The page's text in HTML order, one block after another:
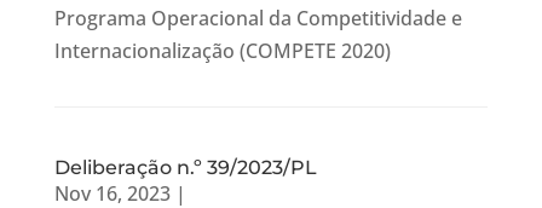
Programa Operacional da Competitividade e
Internacionalização (COMPETE 2020)
Deliberação n.º 39/2023/PL
Nov 16, 2023|